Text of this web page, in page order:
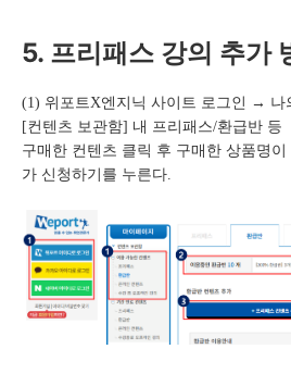
5. 프리패스 강의 추가
(1) 위포트X엔지닉 사이트 로그인 → 나
[컨텐츠 보관함] 내 프리패스/환급반 등
구매한 컨텐츠 클릭 후 구매한 상품명
가 신청하기를 누른다.